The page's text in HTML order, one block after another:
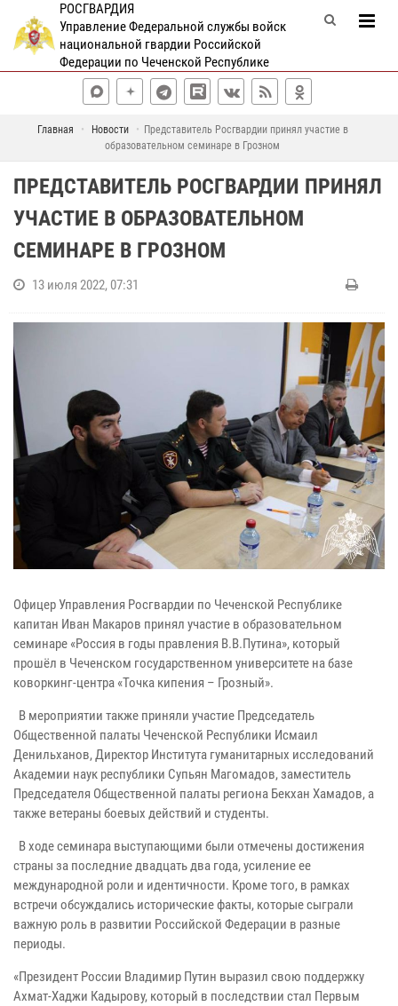
РОСГВАРДИЯ
Управление Федеральной службы войск
национальной гвардии Российской
Федерации по Чеченской Республике
Главная Новости
Представитель Росгвардии принял участие в
образовательном семинаре в Грозном
ПРЕДСТАВИТЕЛЬ РОСГВАРДИИ ПРИНЯЛ
УЧАСТИЕ В ОБРАЗОВАТЕЛЬНОМ
СЕМИНАРЕ В ГРОЗНОМ
13 июля 2022, 07:31
Офицер Управления Росгвардии по Чеченской Республике
капитан Иван Макаров принял участие в образовательном
семинаре «Россия в годы правления В.В.Путина», который
прошёл в Чеченском государственном университете на базе
коворкинг-центра «Точка кипения – Грозный».
В мероприятии также приняли участие Председатель
Общественной палаты Чеченской Республики Исмаил
Денильханов, Директор Института гуманитарных исследований
Академии наук республики Супьян Магомадов, заместитель
Председателя Общественной палаты региона Бекхан Хамадов, а
также ветераны боевых действий и студенты.
В ходе семинара выступающими были отмечены достижения
страны за последние двадцать два года, усиление ее
международной роли и идентичности. Кроме того, в рамках
встречи обсуждались исторические факты, которые сыграли
важную роль в развитии Российской Федерации в разные
периоды.
«Президент России Владимир Путин выразил свою поддержку
Ахмат-Хаджи Кадырову, который в последствии стал Первым